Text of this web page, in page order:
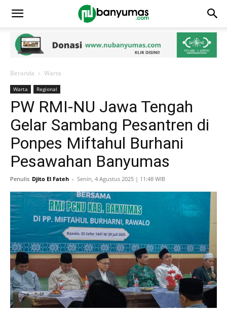
Beranda Warta
Warta Regional
PW RMI-NU Jawa Tengah
Gelar Sambang Pesantren di
Ponpes Miftahul Burhani
Pesawahan Banyumas
Penulis Djito El Fateh - Senin, 4 Agustus 2025 | 11:48 WIB